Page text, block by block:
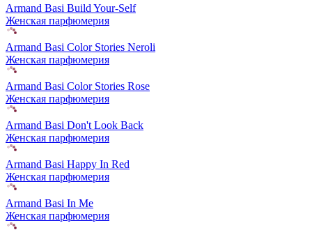
Armand Basi Build Your-Self
Женская парфюмерия
Armand Basi Color Stories Neroli
Женская парфюмерия
Armand Basi Color Stories Rose
Женская парфюмерия
Armand Basi Don't Look Back
Женская парфюмерия
Armand Basi Happy In Red
Женская парфюмерия
Armand Basi In Me
Женская парфюмерия